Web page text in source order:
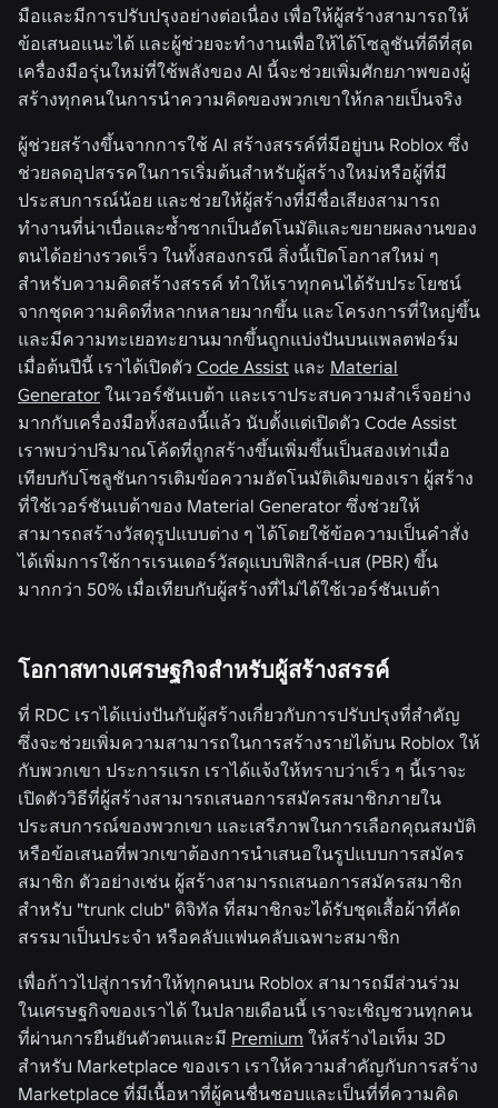
มือและมีการปรับปรุงอย่างต่อเนื่อง เพื่อให้ผู้สร้างสามารถให้
ข้อเสนอแนะได้ และผู้ช่วยจะทำงานเพื่อให้ได้โซลูชันที่ดีที่สุด
เครื่องมือรุ่นใหม่ที่ใช้พลังของ AI นี้จะช่วยเพิ่มศักยภาพของผู้
สร้างทุกคนในการนำความคิดของพวกเขาให้กลายเป็นจริง
ผู้ช่วยสร้างขึ้นจากการใช้ AI สร้างสรรค์ที่มีอยู่บน Roblox ซึ่ง
ช่วยลดอุปสรรคในการเริ่มต้นสำหรับผู้สร้างใหม่หรือผู้ที่มี
ประสบการณ์น้อย และช่วยให้ผู้สร้างที่มีชื่อเสียงสามารถ
ทำงานที่น่าเบื่อและซ้ำซากเป็นอัตโนมัติและขยายผลงานของ
ตนได้อย่างรวดเร็ว ในทั้งสองกรณี สิ่งนี้เปิดโอกาสใหม่ ๆ
สำหรับความคิดสร้างสรรค์ ทำให้เราทุกคนได้รับประโยชน์
จากชุดความคิดที่หลากหลายมากขึ้น และโครงการที่ใหญ่ขึ้น
และมีความทะเยอทะยานมากขึ้นถูกแบ่งปันบนแพลตฟอร์ม
เมื่อต้นปีนี้ เราได้เปิดตัว Code Assist และ Material
Generator ในเวอร์ชันเบต้า และเราประสบความสำเร็จอย่าง
มากกับเครื่องมือทั้งสองนี้แล้ว นับตั้งแต่เปิดตัว Code Assist
เราพบว่าปริมาณโค้ดที่ถูกสร้างขึ้นเพิ่มขึ้นเป็นสองเท่าเมื่อ
เทียบกับโซลูชันการเติมข้อความอัตโนมัติเดิมของเรา ผู้สร้าง
ที่ใช้เวอร์ชันเบต้าของ Material Generator ซึ่งช่วยให้
สามารถสร้างวัสดุรูปแบบต่าง ๆ ได้โดยใช้ข้อความเป็นคำสั่ง
ได้เพิ่มการใช้การเรนเดอร์วัสดุแบบฟิสิกส์-เบส (PBR) ขึ้น
มากกว่า 50% เมื่อเทียบกับผู้สร้างที่ไม่ได้ใช้เวอร์ชันเบต้า
โอกาสทางเศรษฐกิจสำหรับผู้สร้างสรรค์
ที่ RDC เราได้แบ่งปันกับผู้สร้างเกี่ยวกับการปรับปรุงที่สำคัญ
ซึ่งจะช่วยเพิ่มความสามารถในการสร้างรายได้บน Roblox ให้
กับพวกเขา ประการแรก เราได้แจ้งให้ทราบว่าเร็ว ๆ นี้เราจะ
เปิดตัววิธีที่ผู้สร้างสามารถเสนอการสมัครสมาชิกภายใน
ประสบการณ์ของพวกเขา และเสรีภาพในการเลือกคุณสมบัติ
หรือข้อเสนอที่พวกเขาต้องการนำเสนอในรูปแบบการสมัคร
สมาชิก ตัวอย่างเช่น ผู้สร้างสามารถเสนอการสมัครสมาชิก
สำหรับ "trunk club" ดิจิทัล ที่สมาชิกจะได้รับชุดเสื้อผ้าที่คัด
สรรมาเป็นประจำ หรือคลับแฟนคลับเฉพาะสมาชิก
เพื่อก้าวไปสู่การทำให้ทุกคนบน Roblox สามารถมีส่วนร่วม
ในเศรษฐกิจของเราได้ ในปลายเดือนนี้ เราจะเชิญชวนทุกคน
ที่ผ่านการยืนยันตัวตนและมี Premium ให้สร้างไอเท็ม 3D
สำหรับ Marketplace ของเรา เราให้ความสำคัญกับการสร้าง
Marketplace ที่มีเนื้อหาที่ผู้คนชื่นชอบและเป็นที่ที่ความคิด